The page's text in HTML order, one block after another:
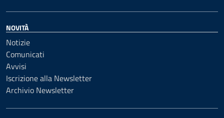
NOVITÀ
Notizie
Comunicati
Avvisi
Iscrizione alla Newsletter
Archivio Newsletter